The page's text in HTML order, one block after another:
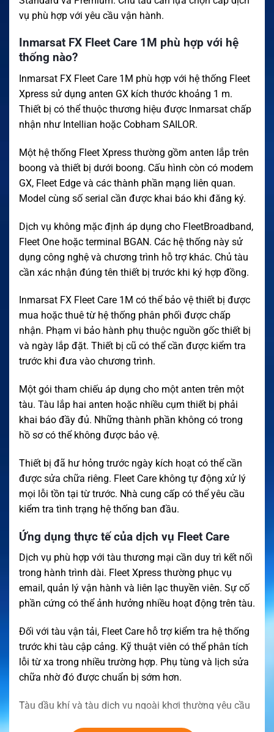
vụ phù hợp với yêu cầu vận hành.
Inmarsat FX Fleet Care 1M phù hợp với hệ
thống nào?
Inmarsat FX Fleet Care 1M phù hợp với hệ thống Fleet
Xpress sử dụng anten GX kích thước khoảng 1 m.
Thiết bị có thể thuộc thương hiệu được Inmarsat chấp
nhận như Intellian hoặc Cobham SAILOR.
Một hệ thống Fleet Xpress thường gồm anten lắp trên
boong và thiết bị dưới boong. Cấu hình còn có modem
GX, Fleet Edge và các thành phần mạng liên quan.
Model cùng số serial cần được khai báo khi đăng ký.
Dịch vụ không mặc định áp dụng cho FleetBroadband,
Fleet One hoặc terminal BGAN. Các hệ thống này sử
dụng công nghệ và chương trình hỗ trợ khác. Chủ tàu
cần xác nhận đúng tên thiết bị trước khi ký hợp đồng.
Inmarsat FX Fleet Care 1M có thể bảo vệ thiết bị được
mua hoặc thuê từ hệ thống phân phối được chấp
nhận. Phạm vi bảo hành phụ thuộc nguồn gốc thiết bị
và ngày lắp đặt. Thiết bị cũ có thể cần được kiểm tra
trước khi đưa vào chương trình.
Một gói tham chiếu áp dụng cho một anten trên một
tàu. Tàu lắp hai anten hoặc nhiều cụm thiết bị phải
khai báo đầy đủ. Những thành phần không có trong
hồ sơ có thể không được bảo vệ.
Thiết bị đã hư hỏng trước ngày kích hoạt có thể cần
được sửa chữa riêng. Fleet Care không tự động xử lý
mọi lỗi tồn tại từ trước. Nhà cung cấp có thể yêu cầu
kiểm tra tình trạng hệ thống ban đầu.
Ứng dụng thực tế của dịch vụ Fleet Care
Dịch vụ phù hợp với tàu thương mại cần duy trì kết nối
trong hành trình dài. Fleet Xpress thường phục vụ
email, quản lý vận hành và liên lạc thuyền viên. Sự cố
phần cứng có thể ảnh hưởng nhiều hoạt động trên tàu.
Đối với tàu vận tải, Fleet Care hỗ trợ kiểm tra hệ thống
trước khi tàu cập cảng. Kỹ thuật viên có thể phân tích
lỗi từ xa trong nhiều trường hợp. Phụ tùng và lịch sửa
chữa nhờ đó được chuẩn bị sớm hơn.
Tàu dầu khí và tàu dịch vụ ngoài khơi thường yêu cầu